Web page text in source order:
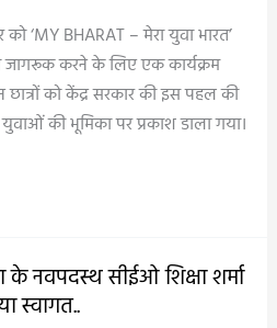
‘MY BHARAT – मेरा युवा भारत’
जागरूक करने के लिए एक कार्यक्रम
को केंद्र सरकार की इस पहल की
युवाओं की भूमिका पर प्रकाश डाला गया।
नवपदस्थ सीईओ शिक्षा शर्मा
स्वागत..